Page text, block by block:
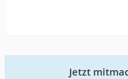
Jetzt